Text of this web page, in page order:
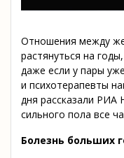
Отношения между
растянуться на
даже если у пары
и психотерапевты
дня рассказали РИА
сильного пола все
Болезнь больших